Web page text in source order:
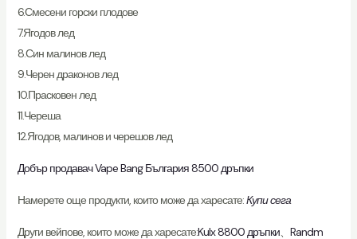
6.Смесени горски плодове
7.Ягодов лед
8.Син малинов лед
9.Черен драконов лед
10.Прасковен лед
11.Череша
12.Ягодов, малинов и черешов лед
Добър продавач Vape Bang България 8500 дръпки
Намерете още продукти, които може да харесате:Купи сега
Други вейпове, които може да харесате:Kulx 8800 дръпки、 Randm